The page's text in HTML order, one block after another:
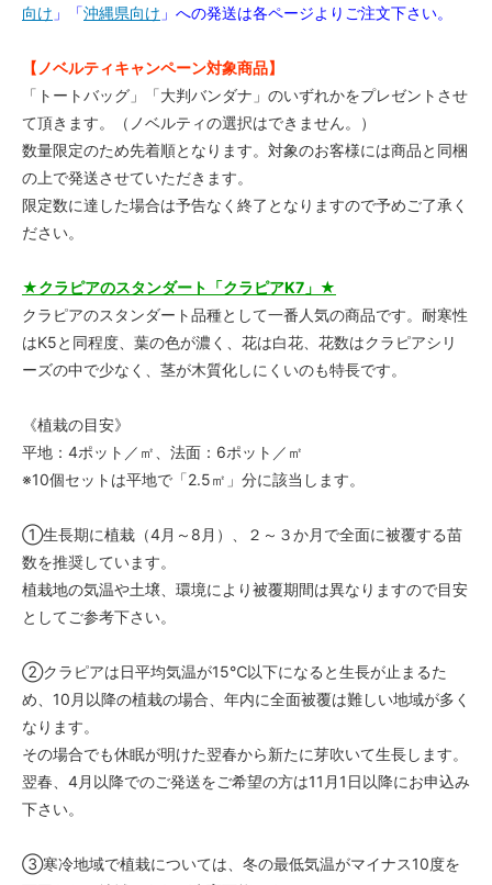
向け 」「沖縄県向け 」への発送は各ページよりご注文下さい。
【ノベルティキャンペーン対象商品】
「トートバッグ」「大判バンダナ」のいずれかをプレゼントさせ
て頂きます。（ノベルティの選択はできません。）
数量限定のため先着順となります。対象のお客様には商品と同梱
の上で発送させていただきます。
限定数に達した場合は予告なく終了となりますので予めご了承く
ださい。
★クラピアのスタンダート「クラピアK7」★
クラピアのスタンダート品種として一番人気の商品です。耐寒性
はK5と同程度、葉の色が濃く、花は白花、花数はクラピアシリ
ーズの中で少なく、茎が木質化しにくいのも特長です。
《植栽の目安》
平地：4ポット／㎡、法面：6ポット／㎡
※10個セットは平地で「2.5㎡」分に該当します。
①生長期に植栽（4月～8月）、２～３か月で全面に被覆する苗
数を推奨しています。
植栽地の気温や土壌、環境により被覆期間は異なりますので目安
としてご参考下さい。
②クラピアは日平均気温が15℃以下になると生長が止まるた
め、10月以降の植栽の場合、年内に全面被覆は難しい地域が多く
なります。
その場合でも休眠が明けた翌春から新たに芽吹いて生長します。
翌春、4月以降でのご発送をご希望の方は11月1日以降にお申込み
下さい。
③寒冷地域で植栽については、冬の最低気温がマイナス10度を